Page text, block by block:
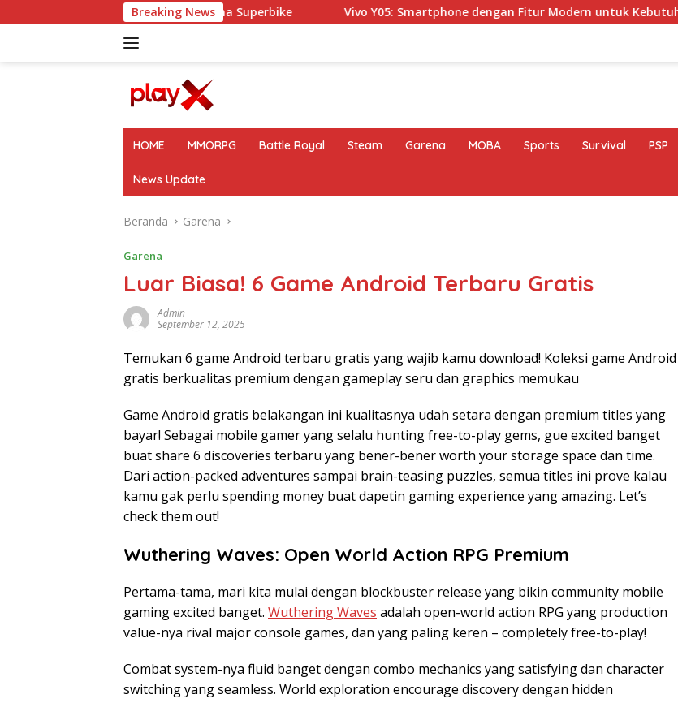
ke
Breaking News
Premium dengan Performa Superbike Vivo Y05: Smartphone dengan Fitur Modern untuk Kebutuhan Harian
HOME MMORPG Battle Royal Steam Garena MOBA Sports Survival PSP
News Update
Beranda Garena
Garena
Luar Biasa! 6 Game Android Terbaru Gratis
Admin
September 12, 2025
Temukan 6 game Android terbaru gratis yang wajib kamu download! Koleksi game Android
gratis berkualitas premium dengan gameplay seru dan graphics memukau
Game Android gratis belakangan ini kualitasnya udah setara dengan premium titles yang
bayar! Sebagai mobile gamer yang selalu hunting free-to-play gems, gue excited banget
buat share 6 discoveries terbaru yang bener-bener worth your storage space dan time.
Dari action-packed adventures sampai brain-teasing puzzles, semua titles ini prove kalau
kamu gak perlu spending money buat dapetin gaming experience yang amazing. Let’s
check them out!
Wuthering Waves: Open World Action RPG Premium
Pertama-tama, mari kita mulai dengan blockbuster release yang bikin community mobile
gaming excited banget. Wuthering Waves adalah open-world action RPG yang production
value-nya rival major console games, dan yang paling keren – completely free-to-play!
Combat system-nya fluid banget dengan combo mechanics yang satisfying dan character
switching yang seamless. World exploration encourage discovery dengan hidden